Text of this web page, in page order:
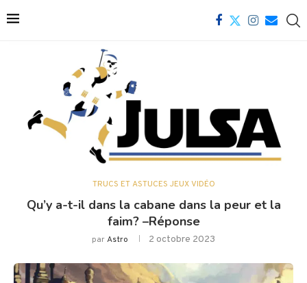
TRUCS ET ASTUCES JEUX VIDÉO
Qu’y a-t-il dans la cabane dans la peur et la
faim? –Réponse
parAstro 2 octobre 2023